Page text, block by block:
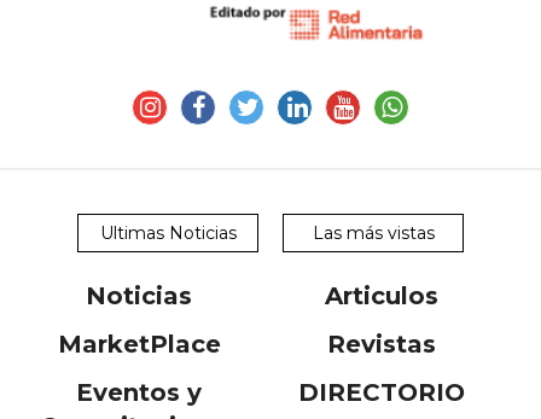
Ultimas Noticias Las más vistas
Noticias
Articulos
MarketPlace
Revistas
Eventos y
DIRECTORIO